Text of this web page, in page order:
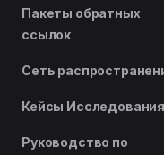
Пакеты обратных
ссылок
Сеть
Кейсы Исследования
Руководство по